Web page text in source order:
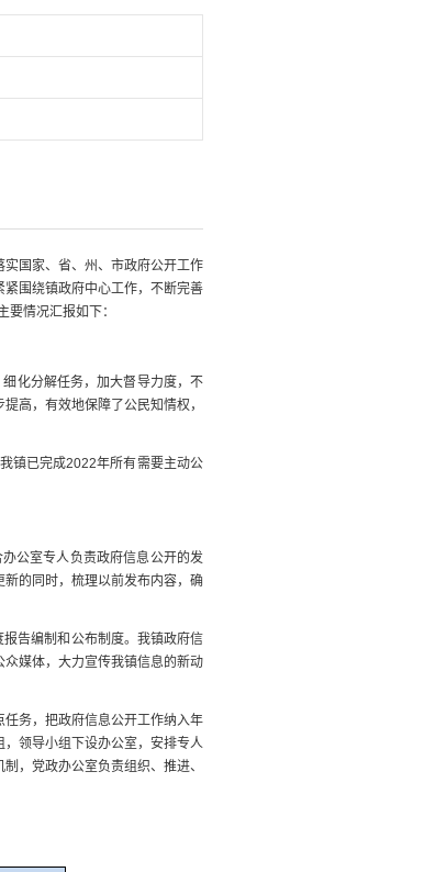
国家、省、州、市政府公开工作
围绕镇政府中心工作，不断完善
情况汇报如下：
化分解任务，加大督导力度，不
高，有效地保障了公民知情权，
镇已完成2022年所有需要主动公
公室专人负责政府信息公开的发
的同时，梳理以前发布内容，确
告编制和公布制度。我镇政府信
媒体，大力宣传我镇信息的新动
务，把政府信息公开工作纳入年
领导小组下设办公室，安排专人
，党政办公室负责组织、推进、